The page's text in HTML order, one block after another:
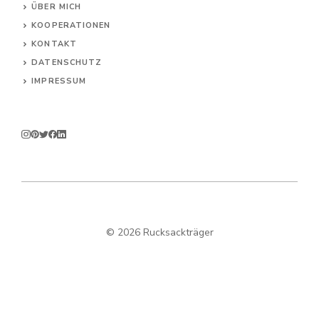
ÜBER MICH
KOOPERATIONEN
KONTAKT
DATENSCHUTZ
IMPRESSUM
© 2026 Rucksackträger